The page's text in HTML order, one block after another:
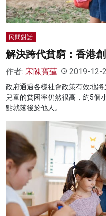
民間對話
解決跨代貧窮：香港
作者: 宋陳寶蓮 2019-12-
政府通過各樣社會政策有效地
兒童的貧困率仍然很高，約5個
點就落後於他人。